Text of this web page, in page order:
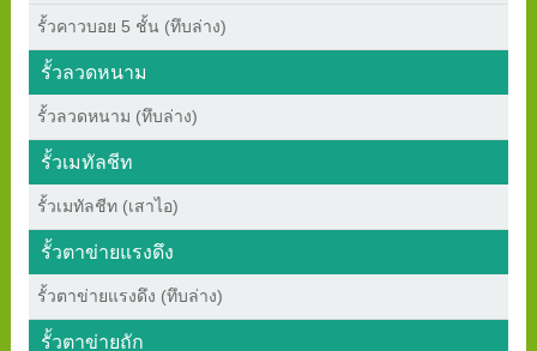
รั้วคาวบอย 5 ชั้น (ทึบล่าง)
รั้วลวดหนาม
รั้วลวดหนาม (ทึบล่าง)
รั้วเมทัลชีท
รั้วเมทัลชีท (เสาไอ)
รั้วตาข่ายแรงดึง
รั้วตาข่ายแรงดึง (ทึบล่าง)
รั้วตาข่ายถัก